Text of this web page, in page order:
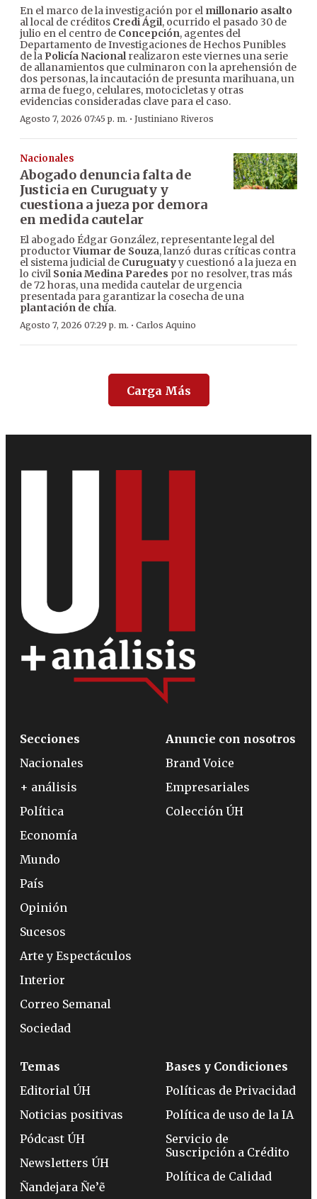
En el marco de la investigación por el millonario asalto
al local de créditos Credi Ágil, ocurrido el pasado 30 de
julio en el centro de Concepción, agentes del
Departamento de Investigaciones de Hechos Punibles
de la Policía Nacionalrealizaron este viernes una serie
de allanamientos que culminaron con la aprehensión de
dos personas, la incautación de presunta marihuana, un
arma de fuego, celulares, motocicletas y otras
evidencias consideradas clave para el caso.
Agosto 7, 2026 07:45 p. m. · Justiniano Riveros
Nacionales
Abogado denuncia falta de
Justicia en Curuguaty y
cuestiona a jueza por demora
en medida cautelar
El abogado Édgar González, representante legal del
productorViumar de Souza, lanzó duras críticas contra
el sistema judicial de Curuguatyy cuestionó a la jueza en
lo civil Sonia Medina Paredes por no resolver, tras más
de 72 horas, una medida cautelar de urgencia
presentada para garantizar la cosecha de una
plantación de chía.
Agosto 7, 2026 07:29 p. m. · Carlos Aquino
Carga Más
Secciones
Nacionales
+ análisis
Política
Economía
Mundo
País
Opinión
Sucesos
Arte y Espectáculos
Interior
Correo Semanal
Sociedad
Anuncie con nosotros
Brand Voice
Empresariales
Colección ÚH
Temas
Editorial ÚH
Noticias positivas
Pódcast ÚH
Newsletters ÚH
Ñandejara Ñe’ẽ
Bases y Condiciones
Políticas de Privacidad
Política de uso de la IA
Servicio de
Suscripción a Crédito
Política de Calidad